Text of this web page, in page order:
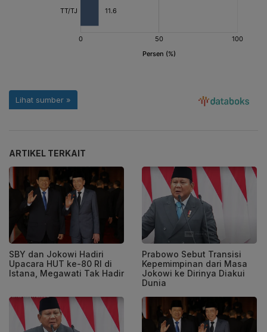
ARTIKEL TERKAIT
SBY dan Jokowi Hadiri
Upacara HUT ke-80 RI di
Istana, Megawati Tak Hadir
Prabowo Sebut Transisi
Kepemimpinan dari Masa
Jokowi ke Dirinya Diakui
Dunia